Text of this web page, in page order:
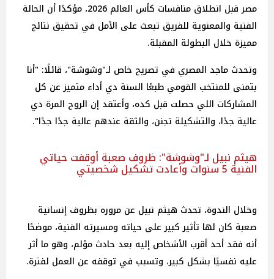
مصر قبل انطلاق منافسات كأس العالم 2026، مؤكدًا أن الحالة
الفنية والمعنوية للفريق تبعث على الأمل في تحقيق نتائج
مميزة خلال البطولة المقبلة.
وتحدث ماجد المصري في تصريح خاص لـ"وشوشة"، قائلًا: "أنا
بتمنى للمنتخب القومي طبعًا السنة دي أداء متميز عن كل
المشاركات اللي حصلت قبل كده، وأعتقد إن الروح المرة دي
عالية جدًا، والتشكيلة تجنن، والثقة عندهم عالية جدًا جدًا".
هيثم نبيل لـ"وشوشة": ظروف صعبة أوقفت حياتي
الفنية 5 سنوات وأعادت تشكيل شخصيتي
وخلال الندوة، تحدث هيثم نبيل عن مروره بظروف إنسانية
صعبة كان لها تأثير كبير على حياته ومسيرته الفنية، موضحًا
أنه فقد أحد أقرب الأشخاص إليه بعد حادث مؤلم، وهو ما أثر
عليه نفسيًا بشكل كبير، وتسبب في توقفه عن العمل لفترة.